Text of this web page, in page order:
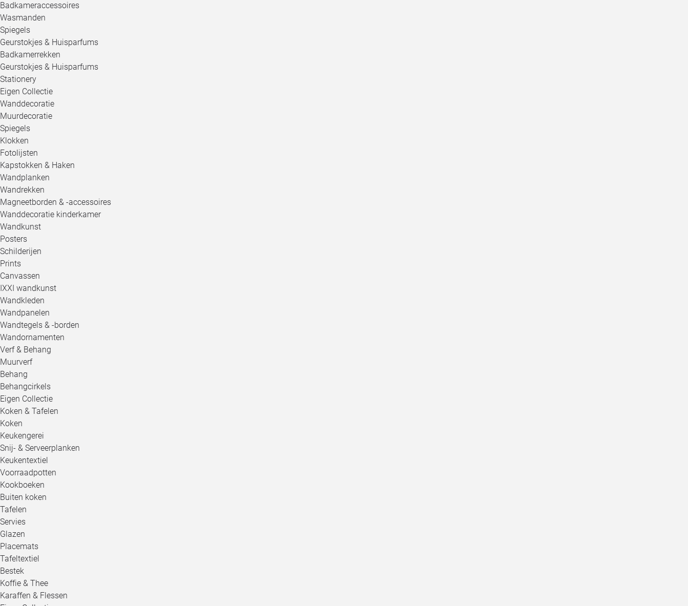
Badkameraccessoires
Wasmanden
Spiegels
Geurstokjes & Huisparfums
Badkamerrekken
Geurstokjes & Huisparfums
Stationery
Eigen Collectie
Wanddecoratie
Muurdecoratie
Spiegels
Klokken
Fotolijsten
Kapstokken & Haken
Wandplanken
Wandrekken
Magneetborden & -accessoires
Wanddecoratie kinderkamer
Wandkunst
Posters
Schilderijen
Prints
Canvassen
IXXI wandkunst
Wandkleden
Wandpanelen
Wandtegels & -borden
Wandornamenten
Verf & Behang
Muurverf
Behang
Behangcirkels
Eigen Collectie
Koken & Tafelen
Koken
Keukengerei
Snij- & Serveerplanken
Keukentextiel
Voorraadpotten
Kookboeken
Buiten koken
Tafelen
Servies
Glazen
Placemats
Tafeltextiel
Bestek
Koffie & Thee
Karaffen & Flessen